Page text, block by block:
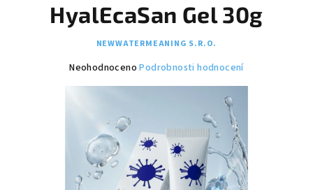
HyalEcaSan Gel 30g
NEWWATERMEANING S.R.O.
Průměrné
hvězdiček.
Neohodnoceno Podrobnosti hodnocení